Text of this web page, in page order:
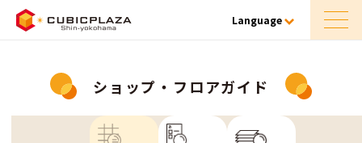
Language
ショップ・フロアガイド